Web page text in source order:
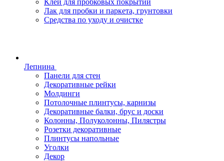
Клей для пробковых покрытий
Лак для пробки и паркета, грунтовки
Средства по уходу и очистке
Лепнина
Панели для стен
Декоративные рейки
Молдинги
Потолочные плинтусы, карнизы
Декоративные балки, брус и доски
Колонны, Полуколонны, Пилястры
Розетки декоративные
Плинтусы напольные
Уголки
Декор